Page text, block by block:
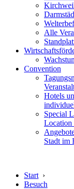
Alle
Convention
Hotels
Special
Location
Stadt im
Start ›
Besuch